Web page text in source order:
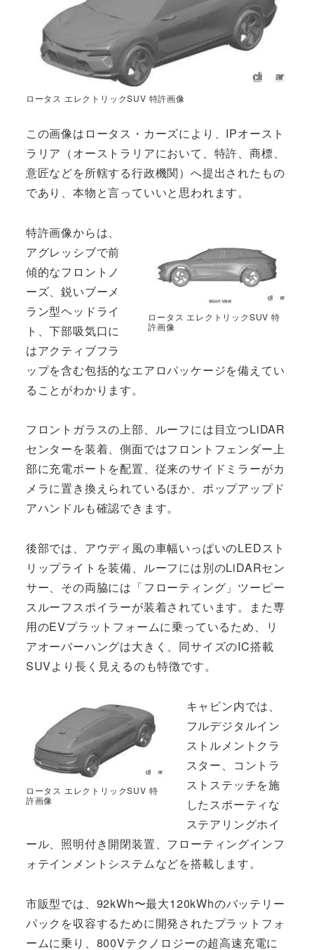
ロータス エレクトリックSUV 特許画像
この画像はロータス・カーズにより、IPオースト
ラリア（オーストラリアにおいて、特許、商標、
意匠などを所轄する行政機関）へ提出されたもの
であり、本物と言っていいと思われます。
ロータス エレクトリックSUV 特
許画像
特許画像からは、
アグレッシブで前
傾的なフロントノ
ーズ、鋭いブーメ
ラン型ヘッドライ
ト、下部吸気口に
はアクティブフラ
ップを含む包括的なエアロパッケージを備えてい
ることがわかります。
フロントガラスの上部、ルーフには目立つLiDAR
センターを装着、側面ではフロントフェンダー上
部に充電ポートを配置、従来のサイドミラーがカ
メラに置き換えられているほか、ポップアップド
アハンドルも確認できます。
後部では、アウディ風の車幅いっぱいのLEDスト
リップライトを装備、ルーフには別のLiDARセン
サー、その両脇には「フローティング」ツーピー
スルーフスポイラーが装着されています。また専
用のEVプラットフォームに乗っているため、リ
アオーバーハングは大きく、同サイズのIC搭載
SUVより長く見えるのも特徴です。
ロータス エレクトリックSUV 特
許画像
キャビン内では、
フルデジタルイン
ストルメントクラ
スター、コントラ
ストステッチを施
したスポーティな
ステアリングホイ
ール、照明付き開閉装置、フローティングインフ
ォテインメントシステムなどを搭載します。
市販型では、92kWh〜最大120kWhのバッテリー
パックを収容するために開発されたプラットフォ
ームに乗り、800Vテクノロジーの超高速充電に